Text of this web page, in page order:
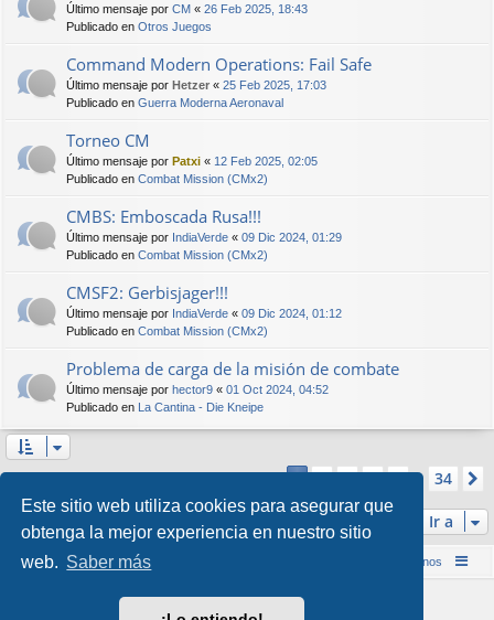
Este sitio web utiliza cookies para asegurar que
obtenga la mejor experiencia en nuestro sitio
web. Saber más
Último mensaje por CM « 26 Feb 2025, 18:43
Publicado en Otros Juegos
Command Modern Operations: Fail Safe
Último mensaje por Hetzer « 25 Feb 2025, 17:03
Publicado en Guerra Moderna Aeronaval
Torneo CM
Último mensaje por Patxi « 12 Feb 2025, 02:05
Publicado en Combat Mission (CMx2)
CMBS: Emboscada Rusa!!!
Último mensaje por IndiaVerde « 09 Dic 2024, 01:29
Publicado en Combat Mission (CMx2)
CMSF2: Gerbisjager!!!
Último mensaje por IndiaVerde « 09 Dic 2024, 01:12
Publicado en Combat Mission (CMx2)
Problema de carga de la misión de combate
Último mensaje por hector9 « 01 Oct 2024, 04:52
Publicado en La Cantina - Die Kneipe
Página1de34
1 2 3 4 5 … 34
Ir a
Inicio (Web) Foro Punta de Lanza Wargames Contáctenos
Desarrollado porphpBB® Forum Software © phpBB Limited